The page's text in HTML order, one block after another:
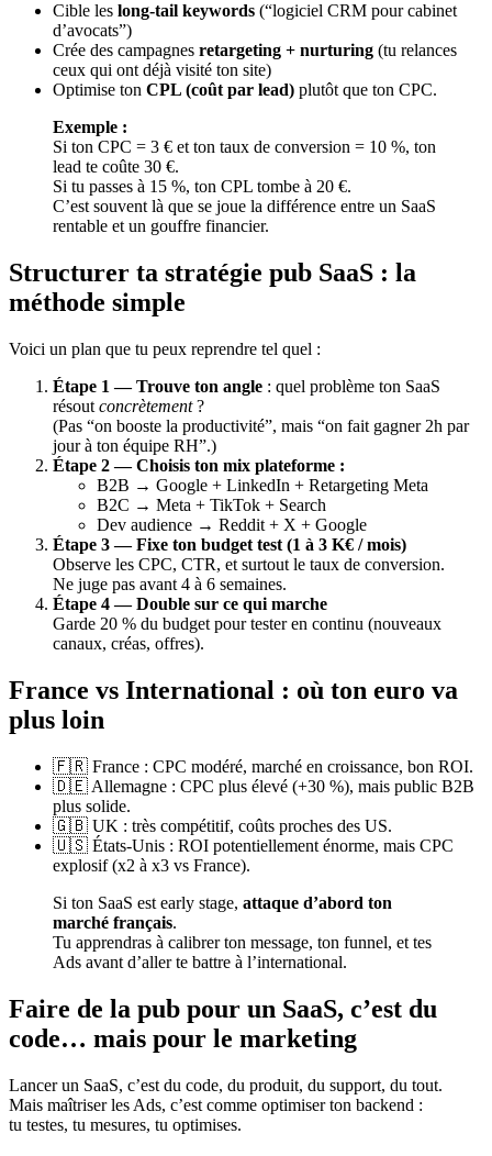
Cible les long-tail keywords (“logiciel CRM pour cabinet
d’avocats”)
Crée des campagnes retargeting + nurturing (tu relances
ceux qui ont déjà visité ton site)
Optimise ton CPL (coût par lead) plutôt que ton CPC.
Exemple :
Si ton CPC = 3 € et ton taux de conversion = 10 %, ton
lead te coûte 30 €.
Si tu passes à 15 %, ton CPL tombe à 20 €.
C’est souvent là que se joue la différence entre un SaaS
rentable et un gouffre financier.
Structurer ta stratégie pub SaaS : la
méthode simple
Voici un plan que tu peux reprendre tel quel :
Étape 1 — Trouve ton angle : quel problème ton SaaS
résout concrètement?
(Pas “on booste la productivité”, mais “on fait gagner 2h par
jour à ton équipe RH”.)
Étape 2 — Choisis ton mix plateforme :
B2B → Google + LinkedIn + Retargeting Meta
B2C → Meta + TikTok + Search
Dev audience → Reddit + X + Google
Étape 3 — Fixe ton budget test (1 à 3 K€ / mois)
Observe les CPC, CTR, et surtout le taux de conversion.
Ne juge pas avant 4 à 6 semaines.
Étape 4 — Double sur ce qui marche
Garde 20 % du budget pour tester en continu (nouveaux
canaux, créas, offres).
France vs International : où ton euro va
plus loin
🇫🇷 France : CPC modéré, marché en croissance, bon ROI.
🇩🇪 Allemagne : CPC plus élevé (+30 %), mais public B2B
plus solide.
🇬🇧 UK : très compétitif, coûts proches des US.
🇺🇸 États-Unis : ROI potentiellement énorme, mais CPC
explosif (x2 à x3 vs France).
Si ton SaaS est early stage, attaque d’abord ton
marché français.
Tu apprendras à calibrer ton message, ton funnel, et tes
Ads avant d’aller te battre à l’international.
Faire de la pub pour un SaaS, c’est du
code… mais pour le marketing
Lancer un SaaS, c’est du code, du produit, du support, du tout.
Mais maîtriser les Ads, c’est comme optimiser ton backend :
tu testes, tu mesures, tu optimises.